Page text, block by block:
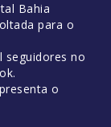
Bahia
para o
seguidores no
o